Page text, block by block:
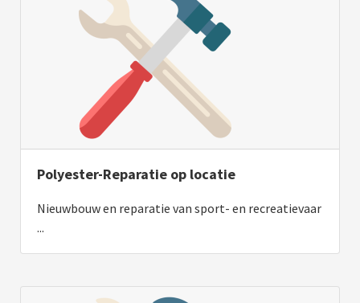
Polyester-Reparatie op locatie
Nieuwbouw en reparatie van sport- en recreatievaar
...